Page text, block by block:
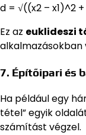
d = √((x2 – x1)^2
Ez az euklideszi
alkalmazásokban
7. Építőipari és
Ha például egy
tétel” egyik
számítást végzel.